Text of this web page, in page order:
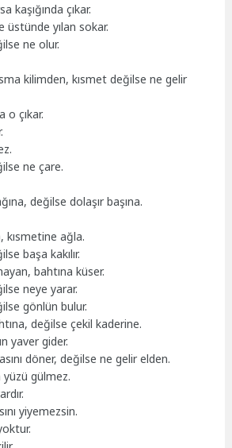
kaşığında çıkar.
üstünde yılan sokar.
ne olur.
kilimden, kısmet değilse ne gelir
o çıkar.
ne çare.
değilse dolaşır başına.
kısmetine ağla.
başa kakılır.
bahtına küser.
neye yarar.
gönlün bulur.
değilse çekil kaderine.
yaver gider.
döner, değilse ne gelir elden.
yüzü gülmez.
yiyemezsin.